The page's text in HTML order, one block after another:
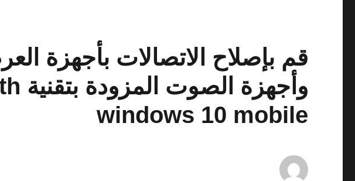
قم بإصلاح الاتصالات بأجهزة
windows 10 mobile